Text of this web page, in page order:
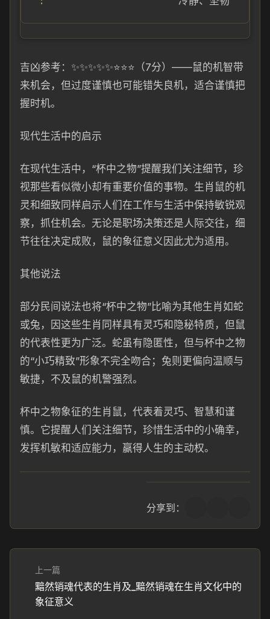
吉凶参考：✨✨✨✨✨⭐⭐⭐（7分）——鼠的机智带
来机会，但过度谨慎也可能错失良机，适合谨慎把
握时机。
现代生活中的启示
在现代生活中，“杯中之物”提醒我们关注细节，珍
视那些看似微小却有重要价值的事物。生肖鼠的机
灵和细致同样启示人们在工作与生活中保持敏锐观
察，抓住机会。无论是职场决策还是人际交往，细
节往往决定成败，鼠的象征意义因此尤为适用。
其他说法
部分民间说法也将“杯中之物”比喻为其他生肖如蛇
或兔，因这些生肖同样具有灵巧和隐秘特质，但鼠
的代表性更为广泛。蛇虽有隐匿性，但与杯中之物
的“小巧精致”形象不完全吻合；兔则更偏向温顺与
敏捷，不及鼠的机警强烈。
杯中之物象征的生肖鼠，代表着灵巧、智慧和谨
慎。它提醒人们关注细节，珍惜生活中的小确幸，
发挥机敏和适应能力，赢得人生的主动权。
分享到：
上一篇
黯然销魂代表的生肖及_黯然销魂在生肖文化中的
象征意义